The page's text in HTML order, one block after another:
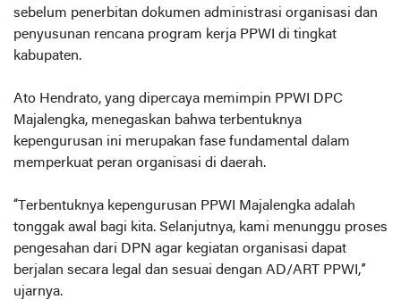
sebelum penerbitan dokumen administrasi organisasi dan
penyusunan rencana program kerja PPWI di tingkat
kabupaten.
Ato Hendrato, yang dipercaya memimpin PPWI DPC
Majalengka, menegaskan bahwa terbentuknya
kepengurusan ini merupakan fase fundamental dalam
memperkuat peran organisasi di daerah.
“Terbentuknya kepengurusan PPWI Majalengka adalah
tonggak awal bagi kita. Selanjutnya, kami menunggu proses
pengesahan dari DPN agar kegiatan organisasi dapat
berjalan secara legal dan sesuai dengan AD/ART PPWI,”
ujarnya.